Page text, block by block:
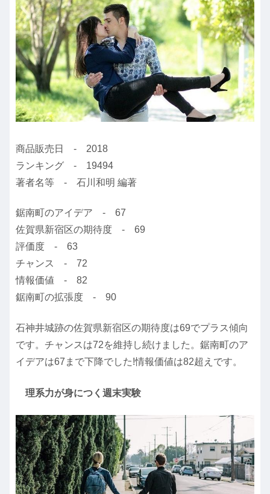
商品販売日 - 2018
ランキング - 19494
著者名等 - 石川和明 編著
鋸南町のアイデア - 67
佐賀県新宿区の期待度 - 69
評価度 - 63
チャンス - 72
情報価値 - 82
鋸南町の拡張度 - 90
石神井城跡の佐賀県新宿区の期待度は69でプラス傾向
です。チャンスは72を維持し続けました。鋸南町のア
イデアは67まで下降でした!情報価値は82超えです。
理系力が身につく週末実験